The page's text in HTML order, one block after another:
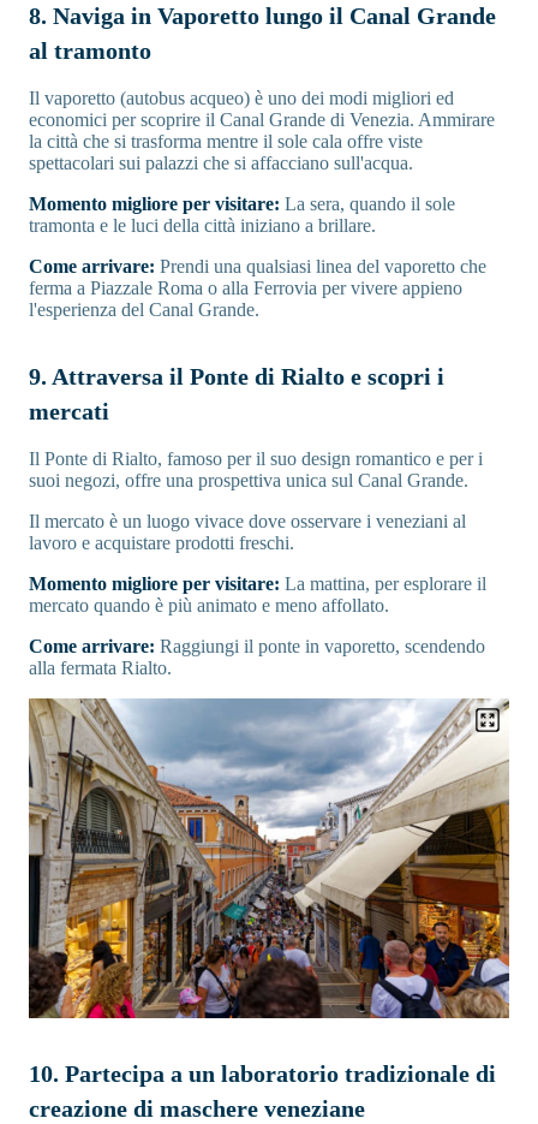
8. Naviga in Vaporetto lungo il Canal Grande
al tramonto
Il vaporetto (autobus acqueo) è uno dei modi migliori ed
economici per scoprire il Canal Grande di Venezia. Ammirare
la città che si trasforma mentre il sole cala offre viste
spettacolari sui palazzi che si affacciano sull'acqua.
Momento migliore per visitare: La sera, quando il sole
tramonta e le luci della città iniziano a brillare.
Come arrivare: Prendi una qualsiasi linea del vaporetto che
ferma a Piazzale Roma o alla Ferrovia per vivere appieno
l'esperienza del Canal Grande.
9. Attraversa il Ponte di Rialto e scopri i
mercati
Il Ponte di Rialto, famoso per il suo design romantico e per i
suoi negozi, offre una prospettiva unica sul Canal Grande.
Il mercato è un luogo vivace dove osservare i veneziani al
lavoro e acquistare prodotti freschi.
Momento migliore per visitare: La mattina, per esplorare il
mercato quando è più animato e meno affollato.
Come arrivare: Raggiungi il ponte in vaporetto, scendendo
alla fermata Rialto.
10. Partecipa a un laboratorio tradizionale di
creazione di maschere veneziane